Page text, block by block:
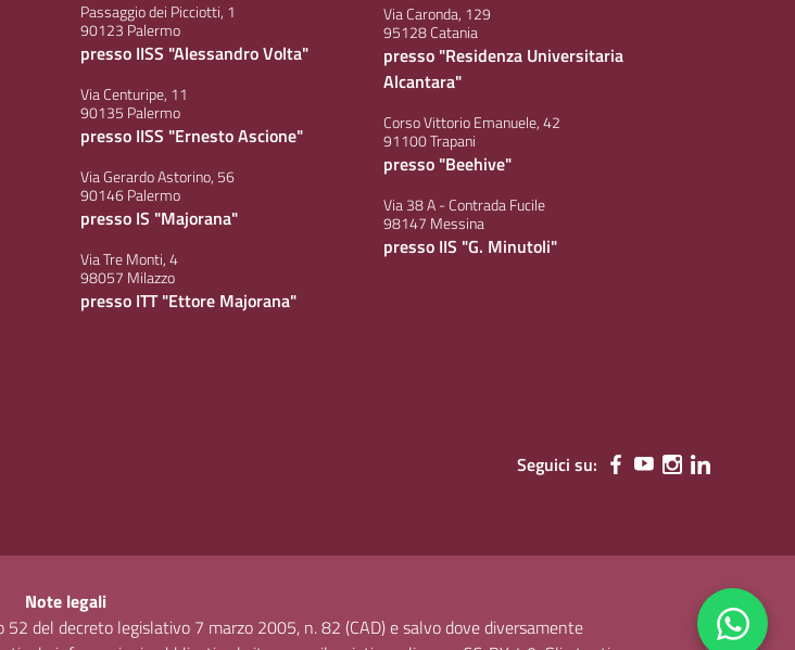
Passaggio dei Picciotti, 1
90123 Palermo
presso IISS "Alessandro Volta"
Via Centuripe, 11
90135 Palermo
presso IISS "Ernesto Ascione"
Via Gerardo Astorino, 56
90146 Palermo
presso IS "Majorana"
Via Tre Monti, 4
98057 Milazzo
presso ITT "Ettore Majorana"
Via Caronda, 129
95128 Catania
presso "Residenza Universitaria
Alcantara"
Corso Vittorio Emanuele, 42
91100 Trapani
presso "Beehive"
Via 38 A - Contrada Fucile
98147 Messina
presso IIS "G. Minutoli"
Seguici su:
Note legali
del decreto legislativo 7 marzo 2005, n. 82 (CAD) e salvo dove diversamente